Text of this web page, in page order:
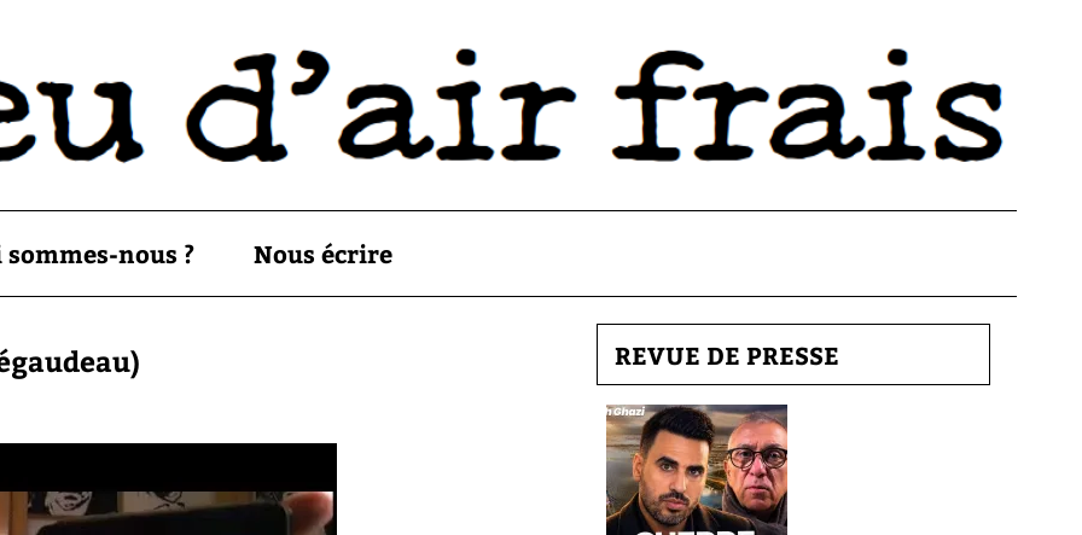
sommes-nous ? Nous écrire
REVUE DE PRESSE